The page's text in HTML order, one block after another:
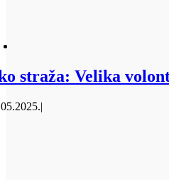
straža: Velika
|